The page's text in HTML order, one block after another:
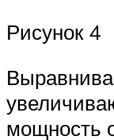
Рисунок 4
мощность